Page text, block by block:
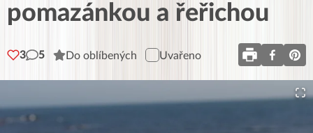
pomazánkou a řeřichou
3 5 Do oblíbených Uvařeno